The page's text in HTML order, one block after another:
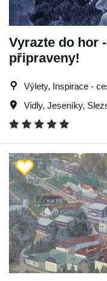
Vyrazte do hor
připraveny!
Výlety, Inspirace -
Vidly, Jeseníky,